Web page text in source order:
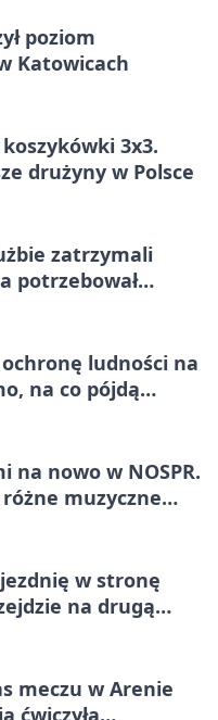
poziom
Katowicach
3x3.
drużyny w Polsce
zatrzymali
potrzebował
ochronę ludności na
na co pójdą
na nowo w NOSPR.
muzyczne
w stronę
na drugą
meczu w Arenie
ćwiczyła